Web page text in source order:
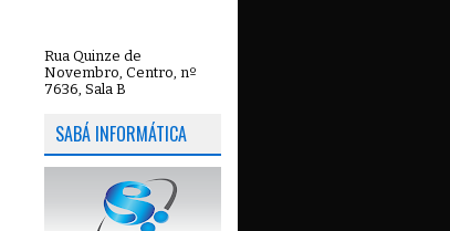
Rua Quinze de
Novembro, Centro, nº
7636, Sala B
SABÁ INFORMÁTICA